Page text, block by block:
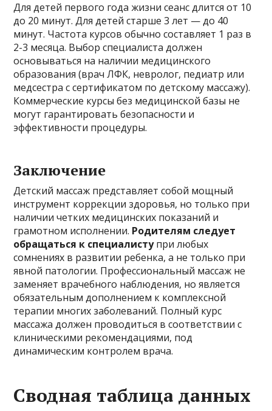
Для детей первого года жизни сеанс длится от 10
до 20 минут. Для детей старше 3 лет — до 40
минут. Частота курсов обычно составляет 1 раз в
2-3 месяца. Выбор специалиста должен
основываться на наличии медицинского
образования (врач ЛФК, невролог, педиатр или
медсестра с сертификатом по детскому массажу).
Коммерческие курсы без медицинской базы не
могут гарантировать безопасности и
эффективности процедуры.
Заключение
Детский массаж представляет собой мощный
инструмент коррекции здоровья, но только при
наличии четких медицинских показаний и
грамотном исполнении. Родителям следует
обращаться к специалиступри любых
сомнениях в развитии ребенка, а не только при
явной патологии. Профессиональный массаж не
заменяет врачебного наблюдения, но является
обязательным дополнением к комплексной
терапии многих заболеваний. Полный курс
массажа должен проводиться в соответствии с
клиническими рекомендациями, под
динамическим контролем врача.
Сводная таблица данных